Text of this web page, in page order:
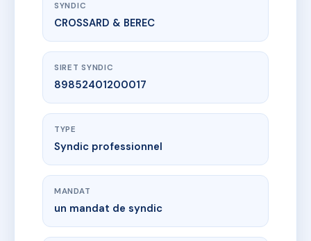
SYNDIC
CROSSARD & BEREC
SIRET SYNDIC
89852401200017
TYPE
Syndic professionnel
MANDAT
un mandat de syndic